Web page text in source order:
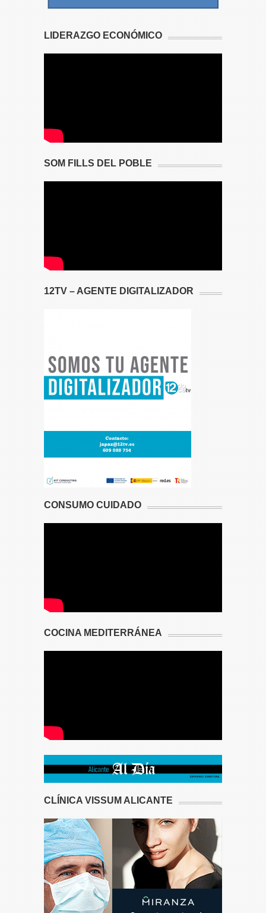
LIDERAZGO ECONÓMICO
SOM FILLS DEL POBLE
12TV – AGENTE DIGITALIZADOR
CONSUMO CUIDADO
COCINA MEDITERRÁNEA
CLÍNICA VISSUM ALICANTE